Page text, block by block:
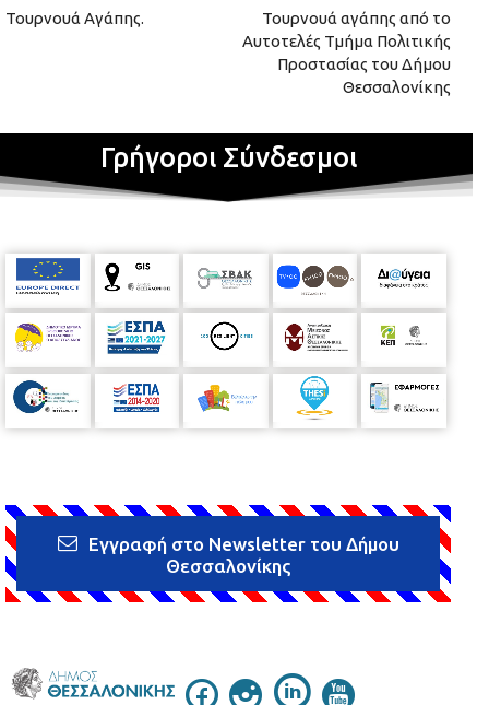
Τουρνουά Αγάπης.
Τουρνουά αγάπης από το
Αυτοτελές Τμήμα Πολιτικής
Προστασίας του Δήμου
Θεσσαλονίκης
Γρήγοροι Σύνδεσμοι
Εγγραφή στο Newsletter του Δήμου
Θεσσαλονίκης